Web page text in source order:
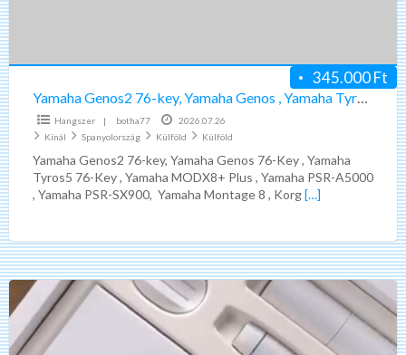
,
Yamaha
Tyros5
,
Yamaha
modx8+
Plus
345.000 Ft
Yamaha Genos2 76-key, Yamaha Genos , Yamaha Tyros5 , Yamaha modx8+ Plus
Hangszer | botha77
2026.07.26
Kínál
Spanyolország Külföld Külföld
Yamaha Genos2 76-key, Yamaha Genos 76-Key , Yamaha
Tyros5 76-Key , Yamaha MODX8+ Plus , Yamaha PSR-A5000
, Yamaha PSR-SX900, Yamaha Montage 8 , Korg[…]
Medit
i900
All-